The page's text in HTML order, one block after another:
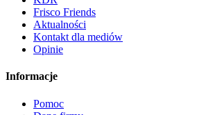
Frisco Friends
Aktualności
Kontakt dla mediów
Opinie
Informacje
Pomoc